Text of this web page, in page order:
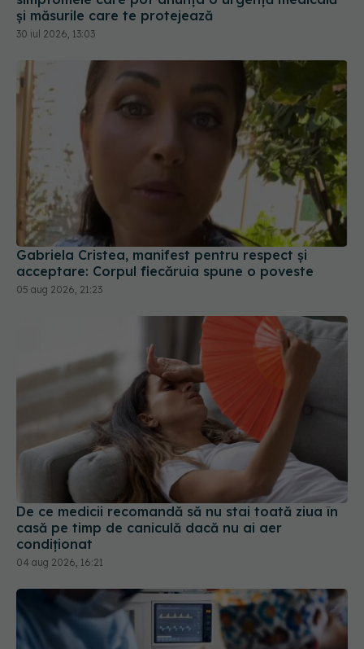
Gabriela Cristea, manifest pentru respect și
acceptare: Corpul fiecăruia spune o poveste
05 aug 2026, 21:23
De ce medicii recomandă să nu stai toată ziua în
casă pe timp de caniculă dacă nu ai aer
condiționat
04 aug 2026, 16:21